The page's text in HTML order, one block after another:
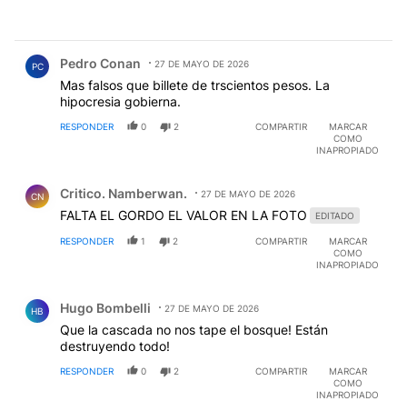
PC Pedro Conan 27 DE MAYO DE 2026
Mas falsos que billete de trscientos pesos. La
hipocresia gobierna.
RESPONDER 0 2 COMPARTIR
MARCAR
COMO
INAPROPIADO
CN Critico. Namberwan. 27 DE MAYO DE 2026
FALTA EL GORDO EL VALOR EN LA FOTO EDITADO
RESPONDER 1 2 COMPARTIR
MARCAR
COMO
INAPROPIADO
HB Hugo Bombelli 27 DE MAYO DE 2026
Que la cascada no nos tape el bosque! Están
destruyendo todo!
RESPONDER 0 2 COMPARTIR
MARCAR
COMO
INAPROPIADO